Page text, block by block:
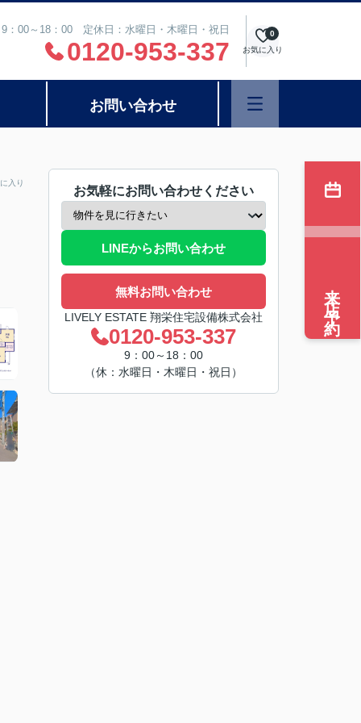
：00～18：00 定休日：水曜日・木曜日・祝日
0120-953-337 お気に入り
0
お問い合わせ
入り
お気軽にお問い合わせください
LINEからお問い合わせ
無料お問い合わせ
LIVELY ESTATE 翔栄住宅設備株式会社
0120-953-337
9：00～18：00
（休：水曜日・木曜日・祝日）
来店予約